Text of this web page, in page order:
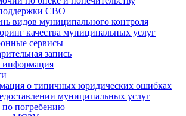
СВО
видов муниципального контроля
качества муниципальных услуг
сервисы
запись
информация
о типичных юридических ошибках
муниципальных услуг
по погребению